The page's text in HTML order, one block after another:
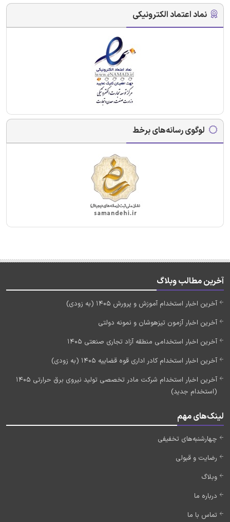
نماد اعتماد الکترونیکی
لوگوی رسانه‌های برخط
آخرین مطالب وبلاگ
آخرین اخبار استخدام آموزش و پرورش 1405 (به زودی)
آخرین اخبار آزمون تیزهوشان و نمونه دولتی
آخرین اخبار استخدامی منطقه آزاد تجاری صنعتی 1405
آخرین اخبار استخدام کادر اداری قوه قضاییه 1405 (به زودی)
آخرین اخبار استخدام شرکت مادر تخصصی تولید نیروی برق حرارتی 1405
(استخدام جدید)
لینک‌های مهم
چهارشنبه‌های تخفیفی
رضایت و قبولی
وبلاگ
درباره ما
تماس با ما